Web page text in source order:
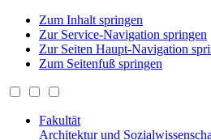
Zum Inhalt springen
Zur Service-Navigation springen
Zur Seiten Haupt-Navigation
Zum Seitenfuß springen
Fakultät
Architektur und